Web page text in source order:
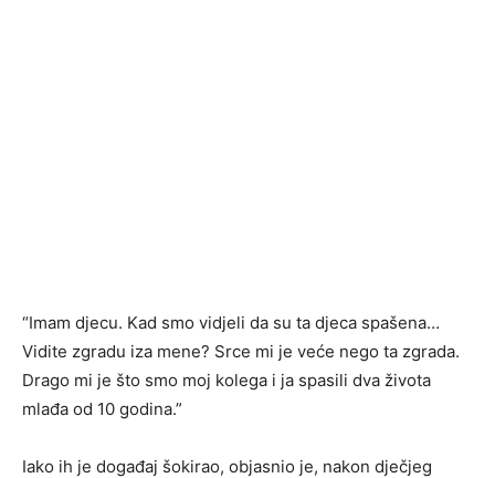
“Imam djecu. Kad smo vidjeli da su ta djeca spašena…
Vidite zgradu iza mene? Srce mi je veće nego ta zgrada.
Drago mi je što smo moj kolega i ja spasili dva života
mlađa od 10 godina.”
Iako ih je događaj šokirao, objasnio je, nakon dječjeg